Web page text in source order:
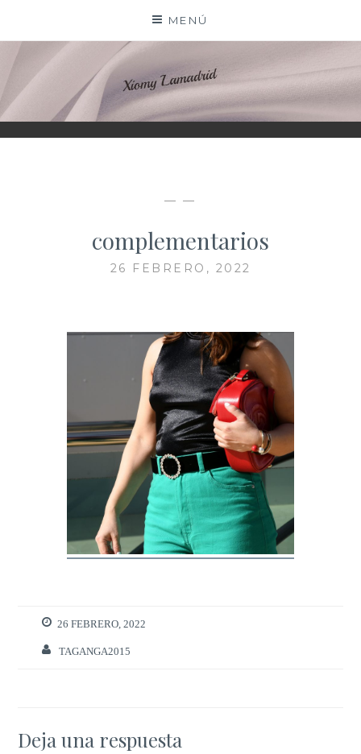
contenido
MENÚ
XIOMY LAMADRID
— —
complementarios
26 FEBRERO, 2022
26 FEBRERO, 2022
TAGANGA2015
Deja una respuesta